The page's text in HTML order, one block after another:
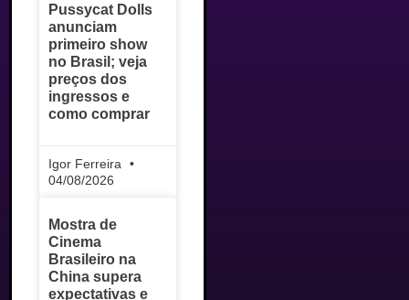
Pussycat Dolls
anunciam
primeiro show
no Brasil; veja
preços dos
ingressos e
como comprar
Igor Ferreira
04/08/2026
Mostra de
Cinema
Brasileiro na
China supera
expectativas e